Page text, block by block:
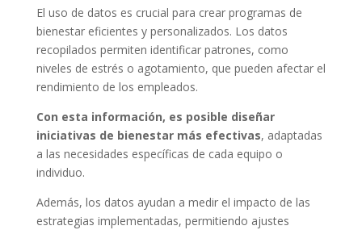
El uso de datos es crucial para crear programas de
bienestar eficientes y personalizados. Los datos
recopilados permiten identificar patrones, como
niveles de estrés o agotamiento, que pueden afectar el
rendimiento de los empleados.
Con esta información, es posible diseñar
iniciativas de bienestar más efectivas, adaptadas
a las necesidades específicas de cada equipo o
individuo.
Además, los datos ayudan a medir el impacto de las
estrategias implementadas, permitiendo ajustes